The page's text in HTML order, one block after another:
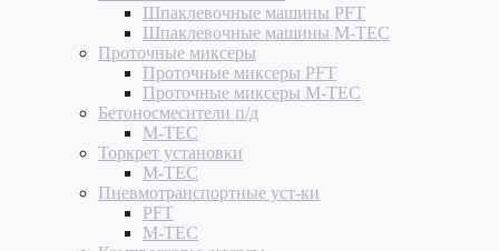
Шпаклевочные машины PFT
Шпаклевочные машины M-TEC
Проточные миксеры
Проточные миксеры PFT
Проточные миксеры M-TEC
Бетоносмесители п/д
M-TEC
Торкрет установки
M-TEC
Пневмотранспортные уст-ки
PFT
M-TEC